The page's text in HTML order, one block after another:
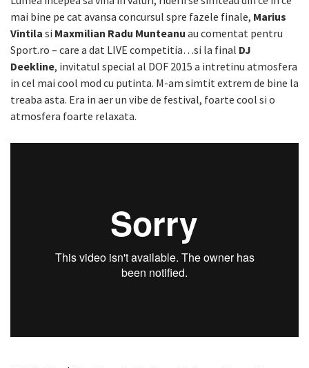
mai bine pe cat avansa concursul spre fazele finale, Marius
Vintila si Maxmilian Radu Munteanu au comentat pentru
Sport.ro – care a dat LIVE competitia…si la final DJ
Deekline, invitatul special al DOF 2015 a intretinu atmosfera
in cel mai cool mod cu putinta. M-am simtit extrem de bine la
treaba asta. Era in aer un vibe de festival, foarte cool si o
atmosfera foarte relaxata.